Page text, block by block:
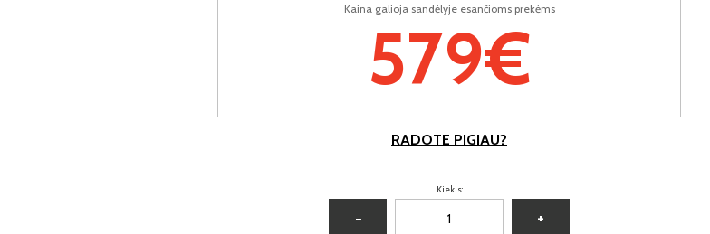
Kaina galioja sandėlyje esančioms prekėms
579€
RADOTE PIGIAU?
Kiekis:
− +